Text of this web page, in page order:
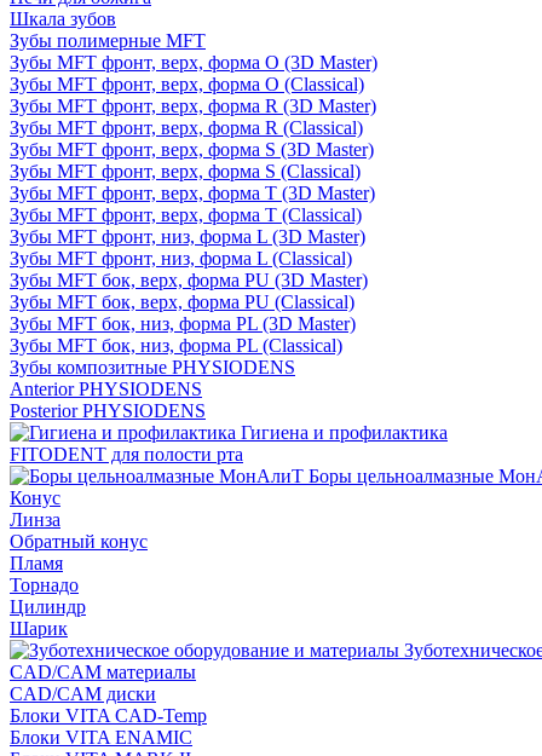
Шкала зубов
Зубы полимерные MFT
Зубы MFT фронт, верх, форма O (3D Master)
Зубы MFT фронт, верх, форма O (Classical)
Зубы MFT фронт, верх, форма R (3D Master)
Зубы MFT фронт, верх, форма R (Classical)
Зубы MFT фронт, верх, форма S (3D Master)
Зубы MFT фронт, верх, форма S (Classical)
Зубы MFT фронт, верх, форма T (3D Master)
Зубы MFT фронт, верх, форма T (Classical)
Зубы MFT фронт, низ, форма L (3D Master)
Зубы MFT фронт, низ, форма L (Classical)
Зубы MFT бок, верх, форма PU (3D Master)
Зубы MFT бок, верх, форма PU (Classical)
Зубы MFT бок, низ, форма PL (3D Master)
Зубы MFT бок, низ, форма PL (Classical)
Зубы композитные PHYSIODENS
Anterior PHYSIODENS
Posterior PHYSIODENS
Гигиена и профилактика
FITODENT для полости рта
Боры цельноалмазные
Конус
Линза
Обратный конус
Пламя
Торнадо
Цилиндр
Шарик
CAD/CAM материалы
CAD/CAM диски
Блоки VITA CAD-Temp
Блоки VITA ENAMIC